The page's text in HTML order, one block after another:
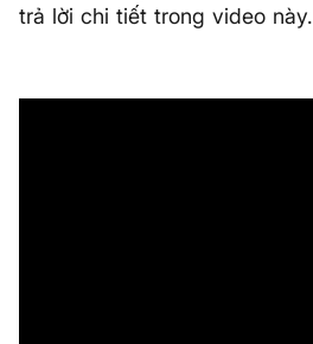
trả lời chi tiết trong video này.